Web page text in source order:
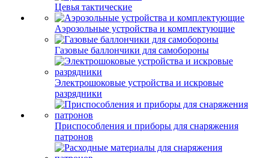
Цевья тактические
Аэрозольные устройства и комплектующие
Газовые баллончики для самобороны
Электрошоковые устройства и искровые
разрядники
Приспособления и приборы для снаряжения
патронов